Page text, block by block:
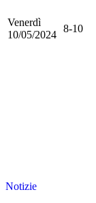
Venerdì
10/05/2024
8-10
Notizie